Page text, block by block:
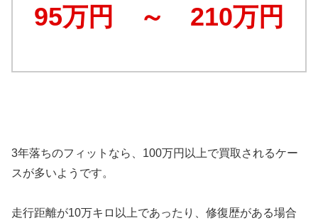
95万円 ～ 210万円
3年落ちのフィットなら、100万円以上で買取されるケー
スが多いようです。
走行距離が10万キロ以上であったり、修復歴がある場合